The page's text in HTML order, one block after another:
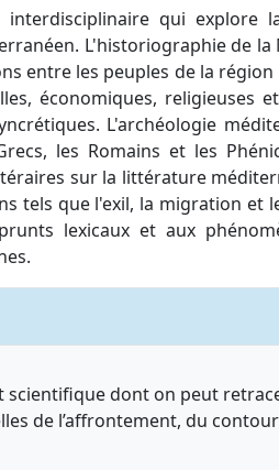
qui explore
L'historiographie de
entre les peuples de la
économiques, religieuses
L'archéologie
les Romains et les
sur la littérature
tels que l'exil, la migration et
lexicaux et aux
scientifique dont on peut
de l’affrontement, du